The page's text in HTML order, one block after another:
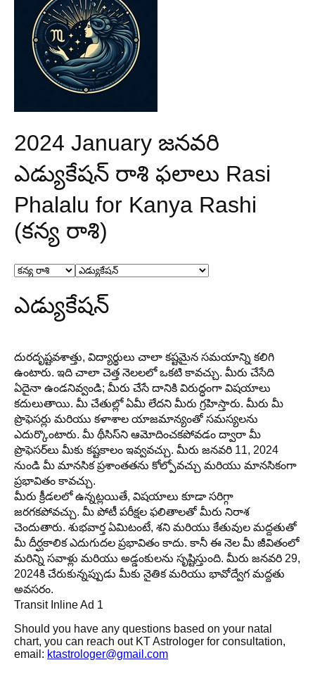
2024 January జనవరి
ఎడ్యుకేషన్ రాశి ఫలాలు Rasi
Phalalu for Kanya Rashi
(కన్య రాశి)
ఎడ్యుకేషన్
దురదృష్టవశాత్తు, విద్యార్థులు చాలా కష్టమైన సమయాన్ని కలిగి
ఉంటారు. ఇది చాలా చెత్త నెలలలో ఒకటి కావచ్చు. మీరు చేసేది
ఏదైనా ఉండనివ్వండి; మీరు చేసే దానికి విరుద్ధంగా విషయాలు
కదులుతాయి. మీ చేతుల్లో ఏమీ లేదని మీరు గ్రహిస్తారు. మీరు మీ
ప్రొఫెసర్లు మరియు కళాశాల యాజమాన్యంతో సమస్యలను
ఎదుర్కొంటారు. మీ థీసిస్‌ని ఆమోదించకపోవడం ద్వారా మీ
ప్రొఫెసర్‌లు మీకు కష్టకాలం ఇవ్వవచ్చు. మీరు జనవరి 11, 2024
నుండి మీ మానసిక ప్రశాంతతను కోల్పోవచ్చు మరియు మానసికంగా
ప్రభావితం కావచ్చు.
మీరు క్రీడలలో ఉన్నట్లయితే, విషయాలు కూడా సరిగ్గా
జరగకపోవచ్చు. మీ పోటీ పరీక్షల ఫలితాలతో మీరు నిరాశ
చెందుతారు. శుభవార్త ఏమిటంటే, శని మరియు కేతువుల మద్దతుతో
మీ దీర్ఘకాలిక ఎదుగుదల ప్రభావితం కాదు. కానీ ఈ నెల మీ జీవితంలో
మరిన్ని సవాళ్లు మరియు అడ్డంకులను సృష్టిస్తుంది. మీరు జనవరి 29,
2024కి చేరుకున్నప్పుడు మీకు నైతిక మరియు భావోద్వేగ మద్దతు
అవసరం.
Transit Inline Ad 1
Should you have any questions based on your natal
chart, you can reach out KT Astrologer for consultation,
email: ktastrologer@gmail.com